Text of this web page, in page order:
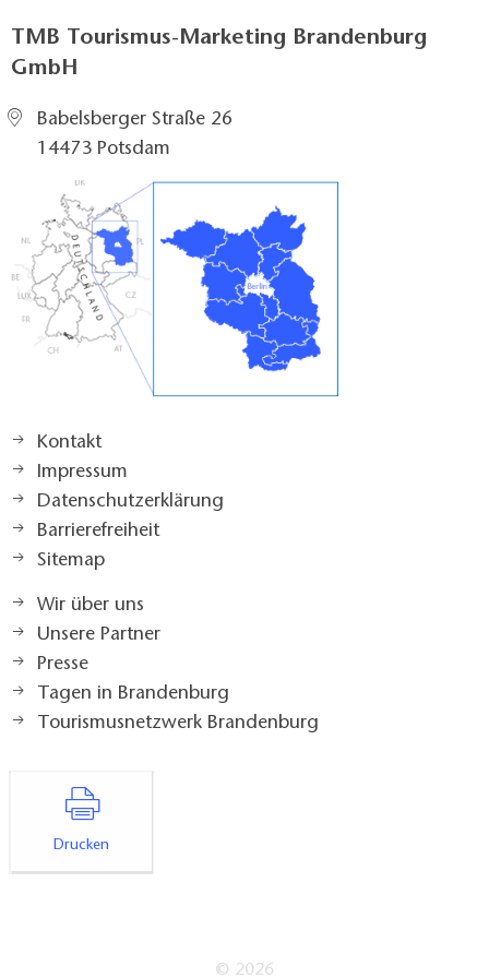
TMB Tourismus-Marketing Brandenburg
GmbH
Babelsberger Straße 26
14473 Potsdam
Kontakt
Impressum
Datenschutzerklärung
Barrierefreiheit
Sitemap
Wir über uns
Unsere Partner
Presse
Tagen in Brandenburg
Tourismusnetzwerk Brandenburg
Drucken
© 2026